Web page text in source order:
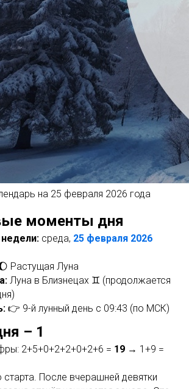
на 25 февраля 2026 года
моменты дня
среда, 25 февраля 2026
Растущая Луна
Луна в Близнецах ♊ (продолжается
👉 9-й лунный день с 09:43 (по МСК)
– 1
2+5+0+2+2+0+2+6 = 19 → 1+9 =
старта. После вчерашней девятки